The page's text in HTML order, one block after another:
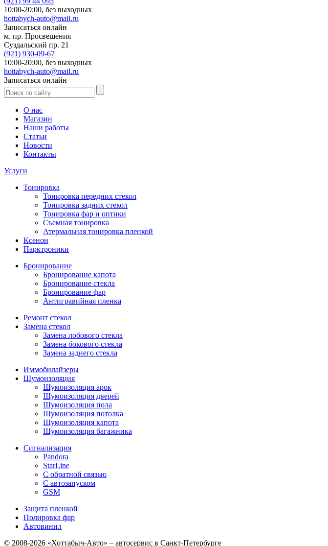
10:00-20:00, без выходных
hottabych-auto@mail.ru
Записаться онлайн
м. пр. Просвещения
Суздальский пр. 21
(921) 930-09-67
10:00-20:00, без выходных
hottabych-auto@mail.ru
Записаться онлайн
О нас
Магазин
Наши работы
Статьи
Новости
Контакты
Услуги
Тонировка
Тонировка передних стекол
Тонировка задних стекол
Тонировка фар и оптики
Съемная тонировка
Атермальная тонировка пленкой
Ксенон
Парктроники
Бронирование
Бронирование капота
Бронирование стекла
Бронирование фар
Антигравийная пленка
Ремонт стекол
Замена стекол
Замена лобового стекла
Замена бокового стекла
Замена заднего стекла
Иммобилайзеры
Шумоизоляция
Шумоизоляция арок
Шумоизоляция дверей
Шумоизоляция пола
Шумоизоляция потолка
Шумоизоляция капота
Шумоизоляция багажника
Сигнализация
Pandora
StarLine
С обратной связью
С автозапуском
GSM
Защита пленкой
Полировка фар
Автовинил
© 2008-2026 «Хоттабыч-Авто» – автосервис в Санкт-Петербурге